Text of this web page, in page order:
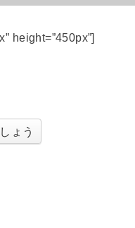
height=”450px”]
ょう